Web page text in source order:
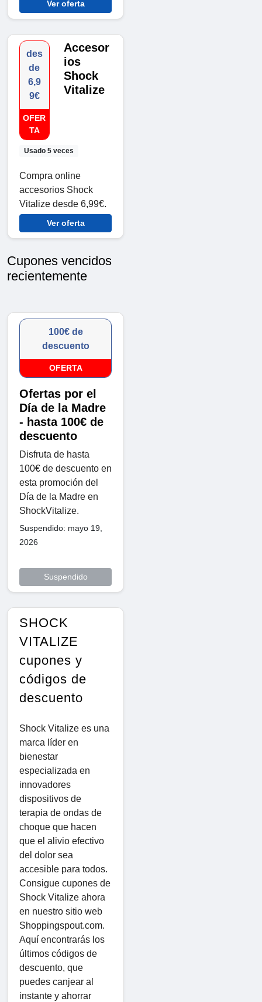
Ver oferta
des
de
6,9
9€
OFER
TA
Usado 5 veces
Accesor
ios
Shock
Vitalize
Compra online
accesorios Shock
Vitalize desde 6,99€.
Ver oferta
Cupones vencidos
recientemente
100€ de
descuento
OFERTA
Ofertas por el
Día de la Madre
- hasta 100€ de
descuento
Disfruta de hasta
100€ de descuento en
esta promoción del
Día de la Madre en
ShockVitalize.
Suspendido: mayo 19,
2026
Suspendido
SHOCK
VITALIZE
cupones y
códigos de
descuento
Shock Vitalize es una
marca líder en
bienestar
especializada en
innovadores
dispositivos de
terapia de ondas de
choque que hacen
que el alivio efectivo
del dolor sea
accesible para todos.
Consigue cupones de
Shock Vitalize ahora
en nuestro sitio web
Shoppingspout.com.
Aquí encontrarás los
últimos códigos de
descuento, que
puedes canjear al
instante y ahorrar